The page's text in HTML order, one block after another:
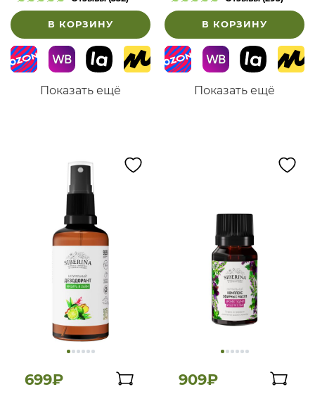
В КОРЗИНУ
Показать ещё
В КОРЗИНУ
Показать ещё
699₽ 909₽